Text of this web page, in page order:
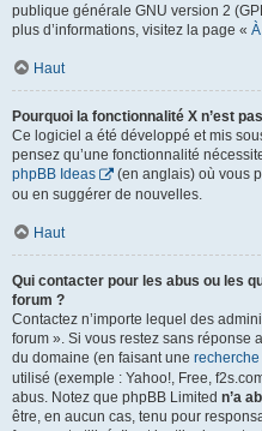
publique générale GNU version 2
plus d’informations, visitez la page «
Haut
Pourquoi la fonctionnalité X n’est
Ce logiciel a été développé et mis
pensez qu’une fonctionnalité
phpBB Ideas
(en anglais) où vous
ou en suggérer de nouvelles.
Haut
Qui contacter pour les abus ou les
forum ?
Contactez n’importe lequel des
forum ». Si vous restez sans réponse
du domaine (en faisant une
utilisé (exemple : Yahoo!, Free,
abus. Notez que phpBB Limited n’a
être, en aucun cas, tenu pour